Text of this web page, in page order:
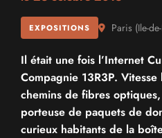
EXPOSITIONS Paris (Ile-
Il était une fois l’Internet
Compagnie 13R3P.
chemins de fibres
porteuse de paquets de
curieux habitants de la